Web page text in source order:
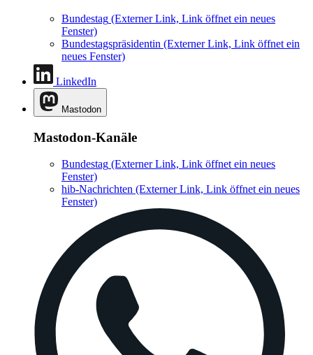
Bundestag (Externer Link, Link öffnet ein neues
Fenster)
Bundestagspräsidentin (Externer Link, Link öffnet ein
neues Fenster)
LinkedIn
Mastodon
Mastodon-Kanäle
Bundestag (Externer Link, Link öffnet ein neues
Fenster)
hib-Nachrichten (Externer Link, Link öffnet ein neues
Fenster)